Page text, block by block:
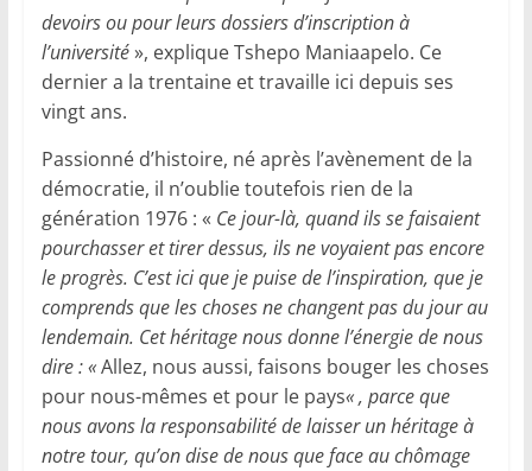
devoirs ou pour leurs dossiers d’inscription à
l’université», explique Tshepo Maniaapelo. Ce
dernier a la trentaine et travaille ici depuis ses
vingt ans.
Passionné d’histoire, né après l’avènement de la
démocratie, il n’oublie toutefois rien de la
génération 1976 : « Ce jour-là, quand ils se faisaient
pourchasser et tirer dessus, ils ne voyaient pas encore
le progrès. C’est ici que je puise de l’inspiration, que je
comprends que les choses ne changent pas du jour au
lendemain. Cet héritage nous donne l’énergie de nous
dire : «Allez, nous aussi, faisons bouger les choses
pour nous-mêmes et pour le pays« , parce que
nous avons la responsabilité de laisser un héritage à
notre tour, qu’on dise de nous que face au chômage